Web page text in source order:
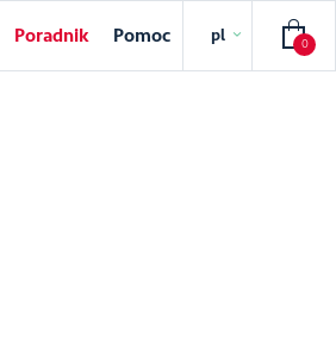
pl
Poradnik Pomoc 0